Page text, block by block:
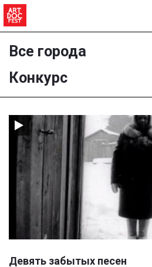
Все города
Конкурс
Девять забытых песен